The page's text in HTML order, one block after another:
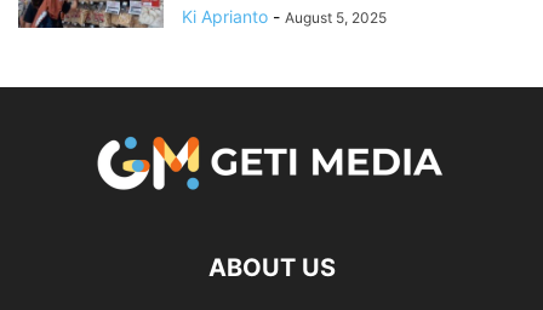
Ki Aprianto - August 5, 2025
ABOUT US